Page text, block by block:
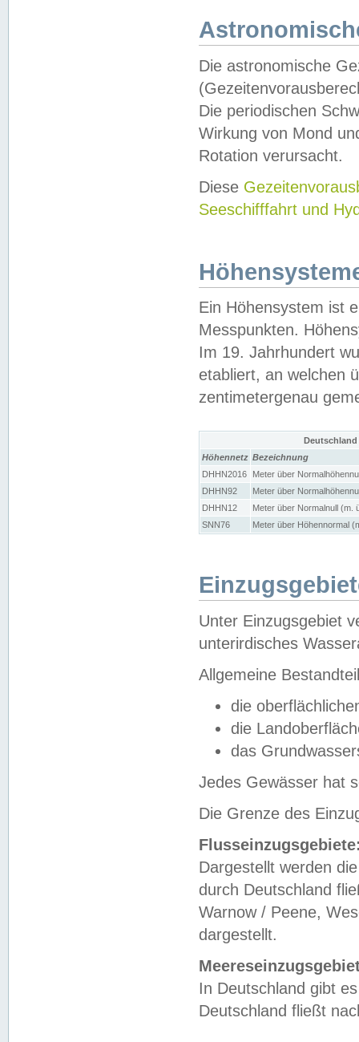
Die astronomische
Die periodischen
Wirkung von Mond
Rotation verursacht.
Diese
Seeschifffahrt und
Ein Höhensystem ist
Messpunkten.
Im 19. Jahrhundert
etabliert, an welchen
zentimetergenau
Höhennetz Bezeichnung
DHHN2016
Meter über
DHHN92
Meter über
DHHN12
Meter über Normalnull (m.
SNN76
Meter über Höhennormal
Unter Einzugsgebiet
unterirdisches
Allgemeine
die
die
das
Jedes Gewässer hat
Die Grenze des
Dargestellt werden
durch Deutschland
Warnow / Peene,
dargestellt.
In Deutschland gibt
Deutschland fließt